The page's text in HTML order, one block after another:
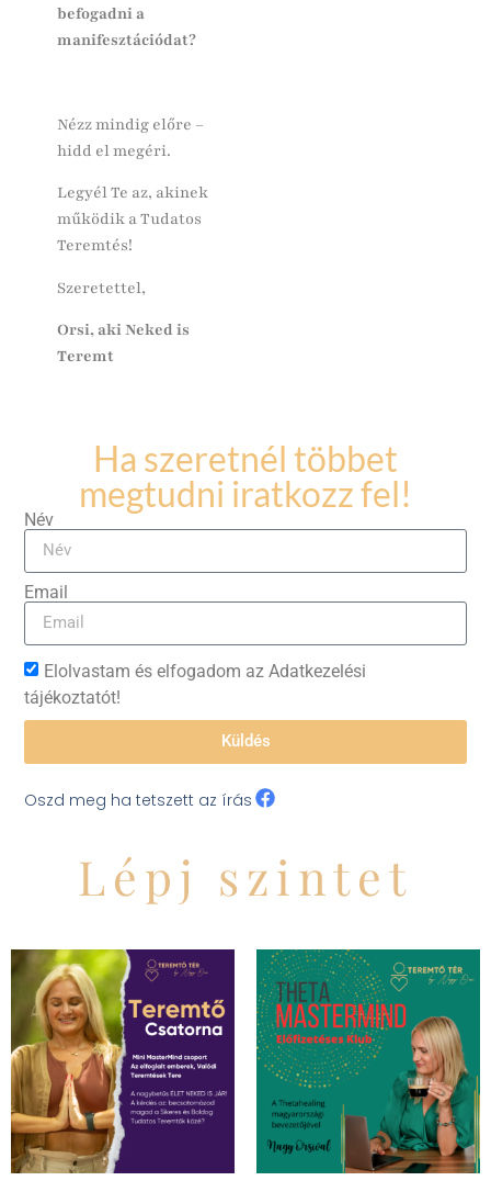
befogadni a
manifesztációdat?
Nézz mindig előre –
hidd el megéri.
Legyél Te az, akinek
működik a Tudatos
Teremtés!
Szeretettel,
Orsi, aki Neked is
Teremt
Ha szeretnél többet
megtudni iratkozz fel!
Név
Email
Elolvastam és elfogadom az Adatkezelési
tájékoztatót!
Küldés
Oszd meg ha tetszett az írás
Lépj szintet